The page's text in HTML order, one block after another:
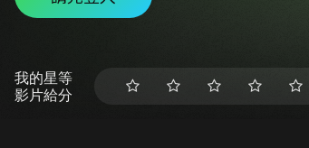
我的星等
影片給分